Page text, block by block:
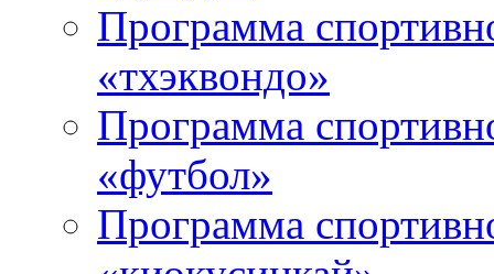
Программа
«тхэквондо»
Программа
«футбол»
Программа